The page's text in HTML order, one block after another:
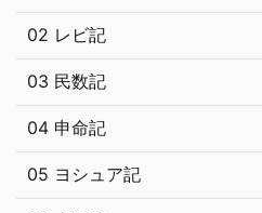
02 レビ記
03 民数記
04 申命記
05 ヨシュア記